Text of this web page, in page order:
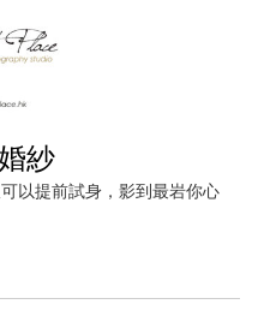
紗
以提前試身，影到最岩你心